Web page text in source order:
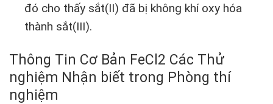
đó cho thấy sắt(II) đã bị không khí oxy hóa
thành sắt(III).
Thông Tin Cơ Bản FeCl2 Các Thử
nghiệm Nhận biết trong Phòng thí
nghiệm